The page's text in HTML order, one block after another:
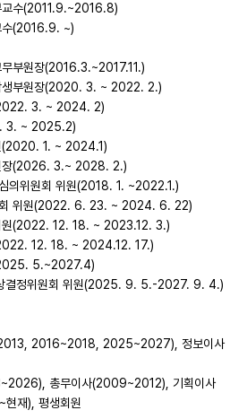
교수(2011.9.~2016.8)
수(2016.9. ~)
부원장(2016.3.~2017.11.)
생부원장(2020. 3. ~ 2022. 2.)
3. ~ 2024. 2)
3. ~ 2025.2)
(2020. 1. ~ 2024.1)
장(2026. 3.~ 2028. 2.)
의위원회 위원(2018. 1. ~2022.1.)
회 위원(2022. 6. 23. ~ 2024. 6. 22)
원(2022. 12. 18. ~ 2023.12. 3.)
12. 18. ~ 2024.12. 17.)
5.~2027.4)
결정위원회 위원(2025. 9. 5.-2027. 9. 4.)
2016~2018, 2025~2027), 정보이사
총무이사(2009~2012), 기획이사
재), 평생회원